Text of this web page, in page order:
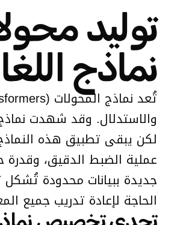
نماذج
لكن يبقى تطبيق هذه
عملية الضبط الدقيق، وقدرة
جديدة ببيانات محدودة
الحاجة لإعادة تدريب جميع